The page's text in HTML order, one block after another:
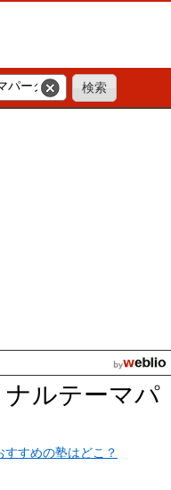
ルテーマパ
すめの塾はどこ？